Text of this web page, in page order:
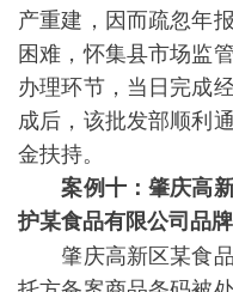
产重建，因而疏忽年
困难，怀集县市场监
办理环节，当日完成
成后，该批发部顺利
金扶持。
案例十：肇庆高
护某食品有限公司品
肇庆高新区某食品